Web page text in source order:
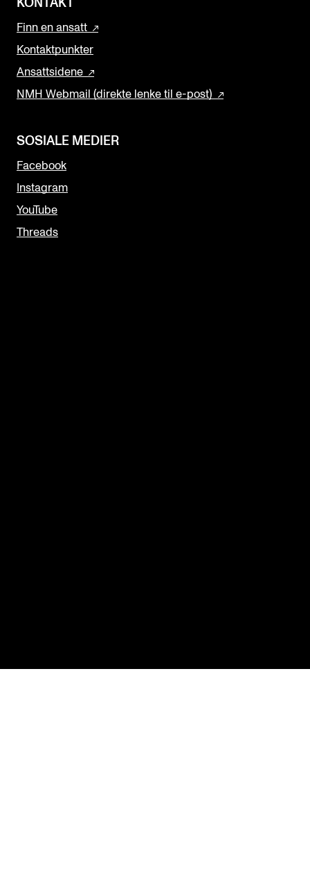
KONTAKT
Finn en ansatt
Kontaktpunkter
Ansattsidene
NMH Webmail (direkte lenke til e-post)
SOSIALE MEDIER
Facebook
Instagram
YouTube
Threads